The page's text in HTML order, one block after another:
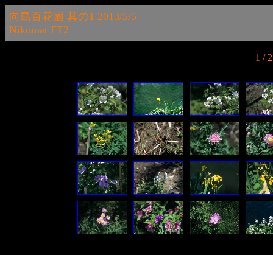
向島百花園 其の1 2013/5/5
Nikomat FT2
1 /